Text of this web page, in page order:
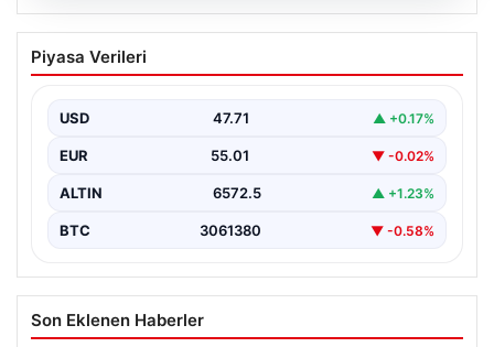
05.08.2026
Merkez Bankası Nisan Ayı Faiz Kararı Ne
Zaman Açıklanacak? Ekonomistlerin
Türkiye Cumhuriyet Merkez Bankası (TCMB) Para
üzere…
Piyasa Verileri
USD 47.71 ▲ +0.17%
EUR 55.01 ▼ -0.02%
ALTIN 6572.5 ▲ +1.23%
BTC 3061380 ▼ -0.58%
Son Eklenen Haberler